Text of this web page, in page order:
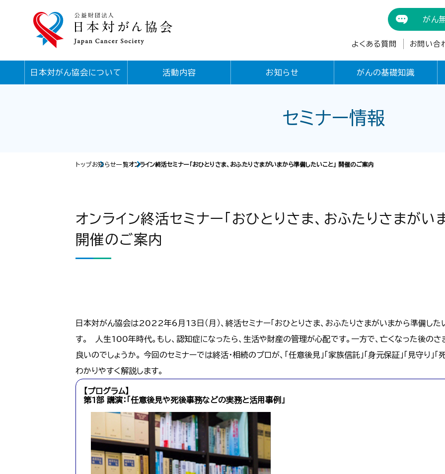
がん
よくある質問 お問い合
日本対がん協会について 活動内容 お知らせ がんの基礎知識
セミナー情報
トップお知らせ一覧オンライン終活セミナー「おひとりさま、おふたりさまがいまから準備したいこと」 開催のご案内
オンライン終活セミナー「おひとりさま、おふたりさまがい
開催のご案内
日本対がん協会は2022年6月13日（月）、終活セミナー「おひとりさま、おふたりさまがいまから準備した
す。 人生100年時代。もし、認知症になったら、生活や財産の管理が心配です。一方で、亡くなった後の
良いのでしょうか。 今回のセミナーでは終活・相続のプロが、「任意後見」「家族信託」「身元保証」「見守り」「
わかりやすく解説します。
【プログラム】
第1部 講演：「任意後見や死後事務などの実務と活用事例」